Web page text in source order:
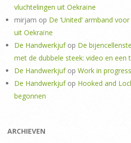
vluchtelingen uit Oekraïne
mirjam op De ‘United’ armband
uit Oekraïne
De Handwerkjufop De
met de dubbele steek: video en een
De Handwerkjufop Work in
De Handwerkjufop Hooked and
begonnen
ARCHIEVEN